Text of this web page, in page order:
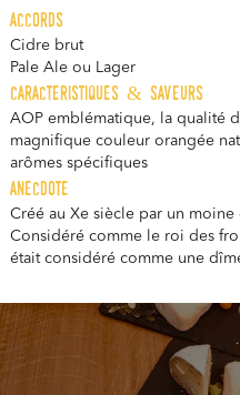
accords
Cidre brut
Pale Ale ou Lager
caracteristiques & saveurs
AOP emblématique, la qualité
magnifique couleur orangée
arômes spécifiques
anecdote
Créé au Xe siècle par un moine
Considéré comme le roi des
était considéré comme une